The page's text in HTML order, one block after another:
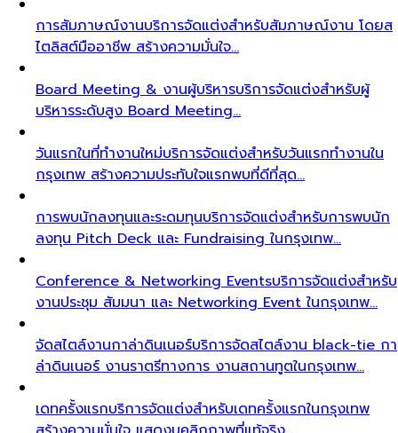
การสัมภาษณ์งานบริการจัดแต่งสำหรับสัมภาษณ์งาน โดยส
ไตลิสต์มืออาชีพ สร้างความมั่นใจ…
Board Meeting & งานผู้บริหารบริการจัดแต่งสำหรับผู้
บริหารระดับสูง Board Meeting…
วันแรกในที่ทำงานใหม่บริการจัดแต่งสำหรับวันแรกทำงานใน
กรุงเทพ สร้างความประทับใจแรกพบที่ดีที่สุด…
การพบนักลงทุนและระดมทุนบริการจัดแต่งสำหรับการพบนัก
ลงทุน Pitch Deck และ Fundraising ในกรุงเทพ…
Conference & Networking Eventsบริการจัดแต่งสำหรับ
งานประชุม สัมมนา และ Networking Event ในกรุงเทพ…
จัดสไตล์งานกาล่าดินเนอร์บริการจัดสไตล์งาน black-tie กา
ล่าดินเนอร์ งานราตรีทางการ งานสถานทูตในกรุงเทพ…
เดทครั้งแรกบริการจัดแต่งสำหรับเดทครั้งแรกในกรุงเทพ